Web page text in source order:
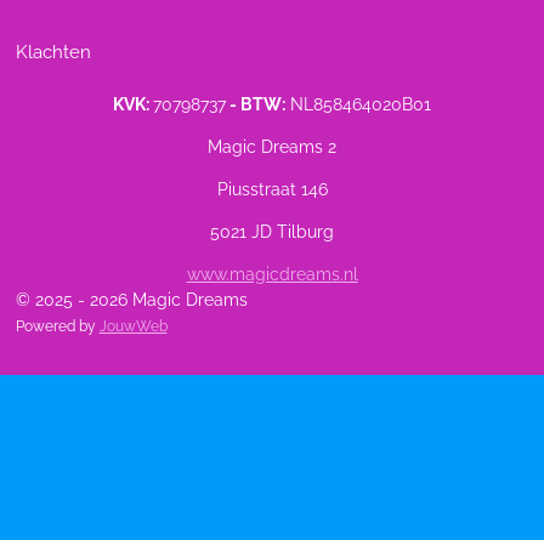
Klachten
KVK:70798737- BTW: NL858464020B01
Magic Dreams 2
Piusstraat 146
5021 JD Tilburg
www.magicdreams.nl
© 2025 - 2026 Magic Dreams
Powered by JouwWeb